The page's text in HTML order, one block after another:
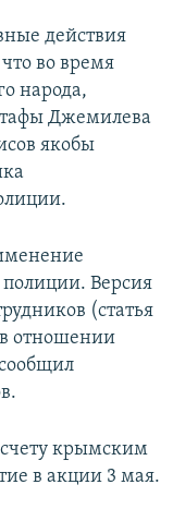
действия
во время
народа,
Джемилева
якобы
Версия
(статья
отношении
счету крымским
в акции 3 мая.